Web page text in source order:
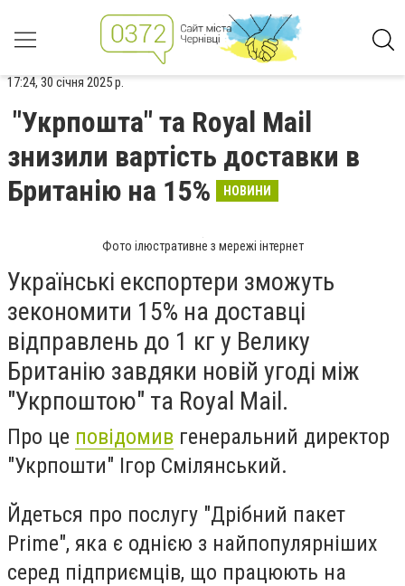
17:24, 30 січня 2025 р.
"Укрпошта" та Royal Mail
знизили вартість доставки в
Британію на 15%
НОВИНИ
Фото ілюстративне з мережі інтернет
Українські експортери зможуть
зекономити 15% на доставці
відправлень до 1 кг у Велику
Британію завдяки новій угоді між
"Укрпоштою" та Royal Mail.
Про це повідомив генеральний директор
"Укрпошти" Ігор Смілянський.
Йдеться про послугу "Дрібний пакет
Prime", яка є однією з найпопулярніших
серед підприємців, що працюють на